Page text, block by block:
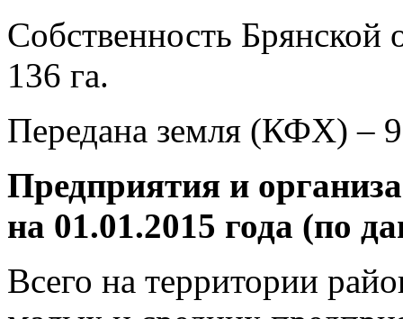
Собственность Брянской
136 га.
Передана земля (КФХ) –
Предприятия и
на 01.01.2015 года (по
Всего на территории